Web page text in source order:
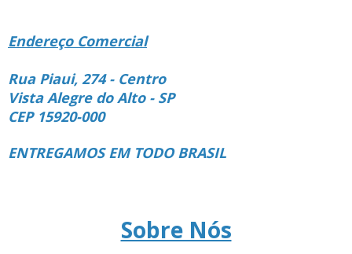
Endereço Comercial
Rua Piaui, 274 - Centro
Vista Alegre do Alto - SP
CEP 15920-000
ENTREGAMOS EM TODO BRASIL
Sobre Nós